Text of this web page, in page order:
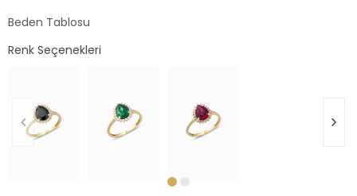
Beden Tablosu
Renk Seçenekleri